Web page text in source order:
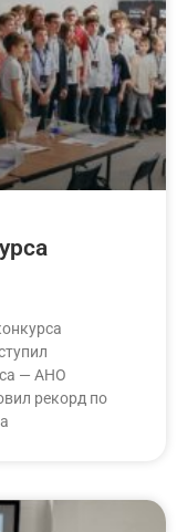
— АНО
рекорд по